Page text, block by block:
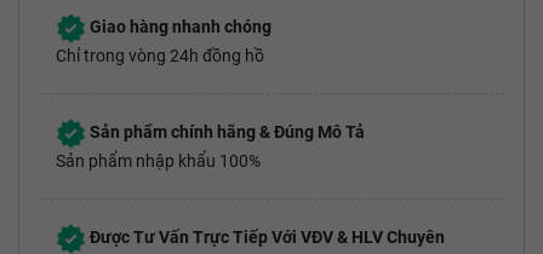
Giao hàng nhanh chóng
Chỉ trong vòng 24h đồng hồ
Sản phẩm chính hãng & Đúng Mô Tả
Sản phẩm nhập khẩu 100%
Được Tư Vấn Trực Tiếp Với VĐV & HLV Chuyên